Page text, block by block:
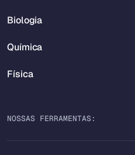
Biologia
Química
Física
NOSSAS FERRAMENTAS: